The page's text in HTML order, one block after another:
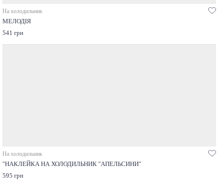
На холодильник
МЕЛОДІЯ
541 грн
На холодильник
"НАКЛЕЙКА НА ХОЛОДИЛЬНИК "АПЕЛЬСИНИ"
595 грн